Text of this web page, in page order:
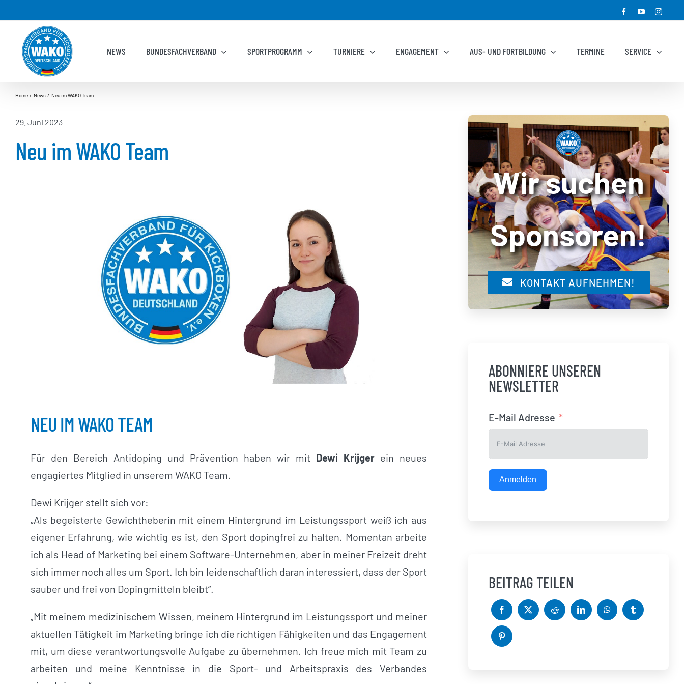
springen
FacebookYouTube
NEWS BUNDESFACHVERBAND SPORTPROGRAMM TURNIERE ENGAGEMENT AUS- UND FORTBILDUNG TERMINE SERVICE
Home News Neu im WAKO Team
29. Juni 2023
Neu im WAKO Team
NEU IM WAKO TEAM
Für den Bereich Antidoping und Prävention haben wir mit Dewi Krijgerein neues
engagiertes Mitglied in unserem WAKO Team.
Dewi Krijger stellt sich vor:
„Als begeisterte Gewichtheberin mit einem Hintergrund im Leistungssport weiß ich aus
eigener Erfahrung, wie wichtig es ist, den Sport dopingfrei zu halten. Momentan arbeite
ich als Head of Marketing bei einem Software-Unternehmen, aber in meiner Freizeit dreht
sich immer noch alles um Sport. Ich bin leidenschaftlich daran interessiert, dass der Sport
sauber und frei von Dopingmitteln bleibt“.
„Mit meinem medizinischem Wissen, meinem Hintergrund im Leistungssport und meiner
aktuellen Tätigkeit im Marketing bringe ich die richtigen Fähigkeiten und das Engagement
mit, um diese verantwortungsvolle Aufgabe zu übernehmen. Ich freue mich mit Team zu
arbeiten und meine Kenntnisse in die Sport- und Arbeitspraxis des Verbandes
Wir suchen
Sponsoren!
KONTAKT AUFNEHMEN!
ABONNIERE UNSEREN
NEWSLETTER
E-Mail Adresse
Anmelden
BEITRAG TEILEN